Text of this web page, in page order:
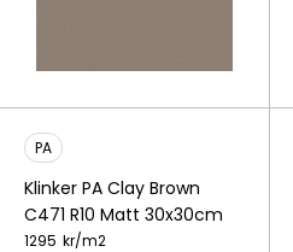
PA
Klinker PA Clay Brown
C471 R10 Matt 30x30cm
1295 kr/m2